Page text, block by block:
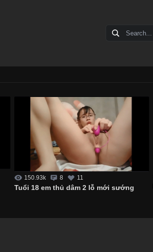
150.93k 8 11
Tuổi 18 em thủ dâm 2 lỗ mới sướng